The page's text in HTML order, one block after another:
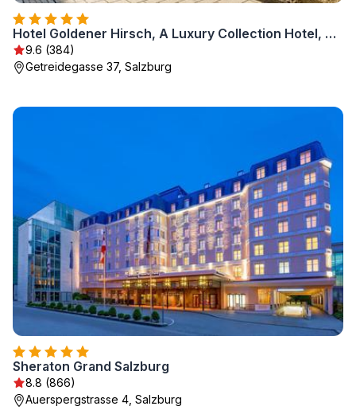
Hotel Goldener Hirsch, A Luxury Collection Hotel, Salzburg
9.6 (384)
Getreidegasse 37, Salzburg
Sheraton Grand Salzburg
8.8 (866)
Auerspergstrasse 4, Salzburg